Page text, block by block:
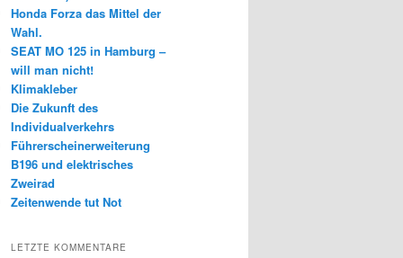
Honda Forza das Mittel der
Wahl.
SEAT MO 125 in Hamburg –
will man nicht!
Klimakleber
Die Zukunft des
Individualverkehrs
Führerscheinerweiterung
B196 und elektrisches
Zweirad
Zeitenwende tut Not
LETZTE KOMMENTARE